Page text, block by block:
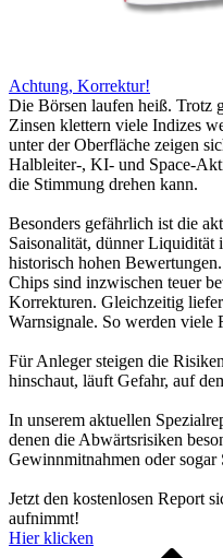
Achtung, Korrektur!
Die Börsen laufen heiß. Trotz
Zinsen klettern viele Indizes
unter der Oberfläche zeigen
Halbleiter-, KI- und Space-
die Stimmung drehen kann.
Besonders gefährlich ist die
Saisonalität, dünner Liquidität
historisch hohen
Chips sind inzwischen teuer
Korrekturen. Gleichzeitig
Warnsignale. So werden viele
Für Anleger steigen die
hinschaut, läuft Gefahr, auf
In unserem aktuellen
denen die Abwärtsrisiken
Gewinnmitnahmen oder sogar
Jetzt den kostenlosen Report
aufnimmt!
Hier klicken